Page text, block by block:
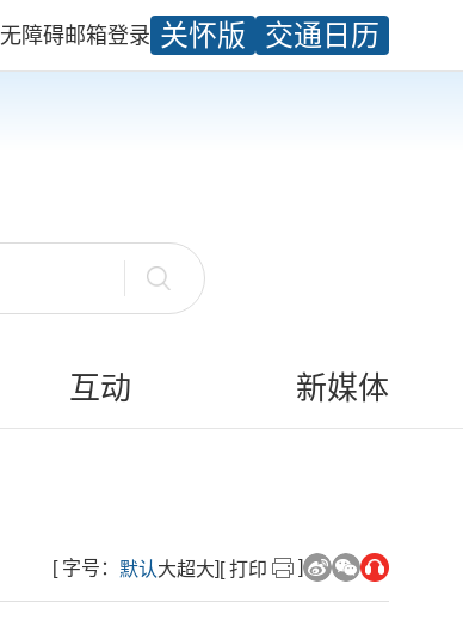
无障碍邮箱登录 关怀版 交通日历
互动 新媒体
[ 字号： 默认大超大] [ 打印 ]